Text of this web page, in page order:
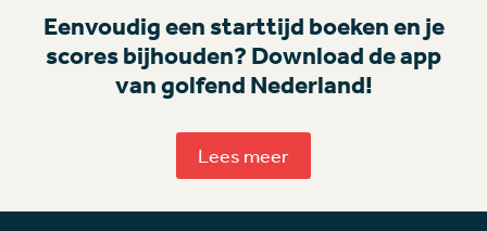
Eenvoudig een starttijd boeken en je
scores bijhouden? Download de app
van golfend Nederland!
Lees meer